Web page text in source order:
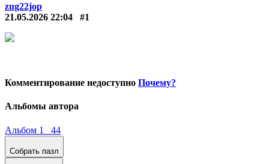
zug22jop
21.05.2026 22:04
#1
Комментирование недоступно Почему?
Альбомы автора
Альбом 1 44
Собрать пазл